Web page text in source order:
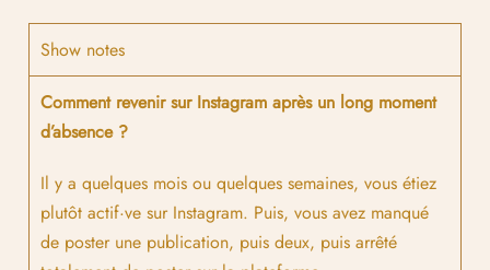
Show notes
Comment revenir sur Instagram après un long moment
d’absence ?
Il y a quelques mois ou quelques semaines, vous étiez
plutôt actif·ve sur Instagram. Puis, vous avez manqué
de poster une publication, puis deux, puis arrêté